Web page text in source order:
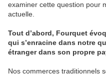
examiner cette question pour
actuelle.
Tout d’abord, Fourquet
qui s’enracine dans notre
étranger dans son propre
Nos commerces traditionnels